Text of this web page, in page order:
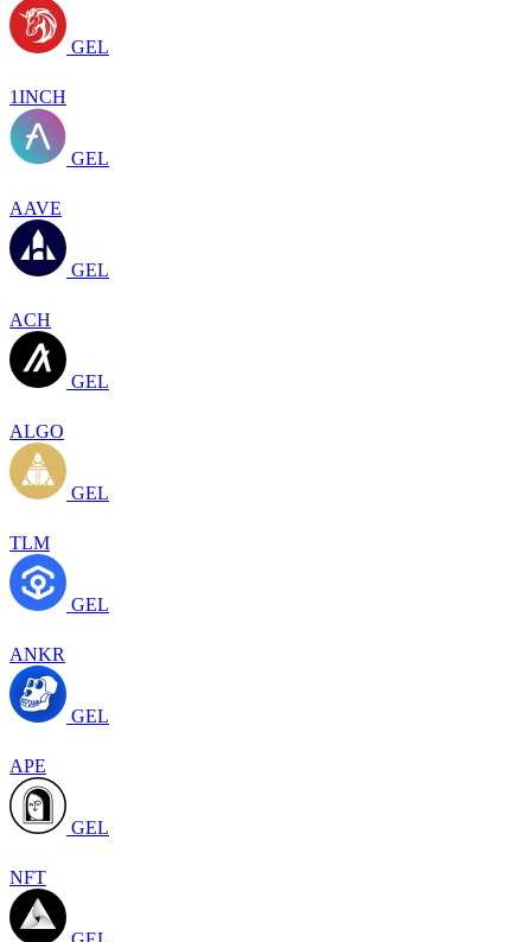
GEL
1INCH
GEL
AAVE
GEL
ACH
GEL
ALGO
GEL
TLM
GEL
ANKR
GEL
APE
GEL
NFT